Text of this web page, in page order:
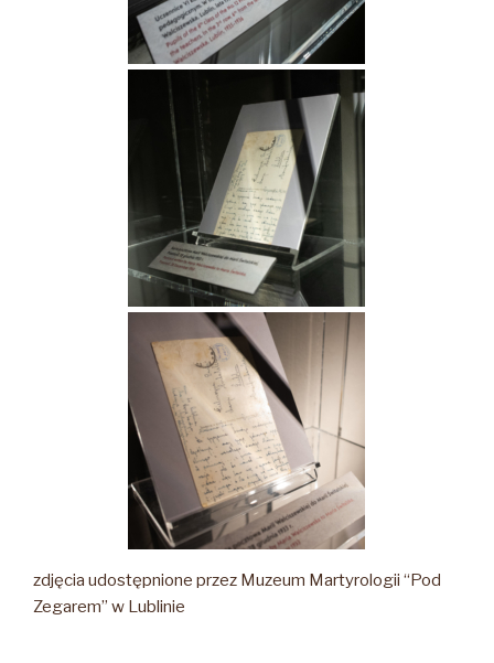
zdjęcia udostępnione przez Muzeum Martyrologii “Pod
Zegarem” w Lublinie